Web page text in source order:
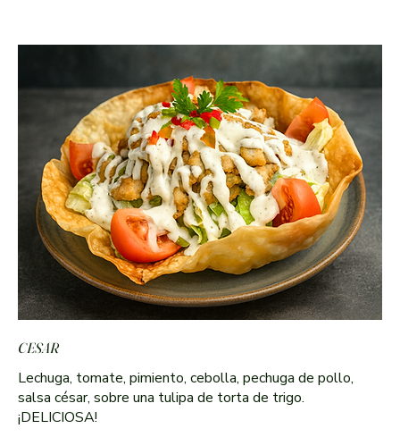
CESAR
Lechuga, tomate, pimiento, cebolla, pechuga de pollo,
salsa césar, sobre una tulipa de torta de trigo.
¡DELICIOSA!